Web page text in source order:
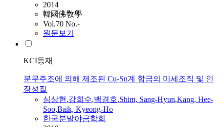
2014
韓國佛敎學
Vol.70 No.-
원문보기
KCI등재
분무주조에 의해 제조된 Cu-Sn계 합금의 미세조직 및 인
장성질
심상현,강희수,백경호,Shim, Sang-Hyun,Kang, Hee-
Soo,Baik, Kyeong-Ho
한국분말야금학회